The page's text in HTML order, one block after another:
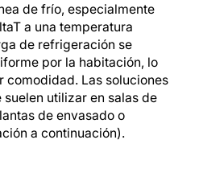
de frío, especialmente
a una temperatura
de refrigeración se
por la habitación, lo
comodidad. Las soluciones
utilizar en salas de
de envasado o
a continuación).